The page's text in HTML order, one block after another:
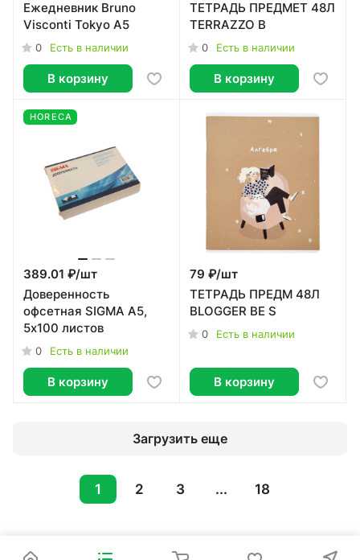
Ежедневник Bruno
Visconti Tokyo А5
0 Есть в наличии
В корзину
ТЕТРАДЬ ПРЕДМЕТ 48Л
TERRAZZO B
0 Есть в наличии
В корзину
HORECA
389.01 ₽/шт
Доверенность
офсетная SIGMA A5,
5х100 листов
0 Есть в наличии
В корзину
79 ₽/шт
ТЕТРАДЬ ПРЕДМ 48Л
BLOGGER BE S
0 Есть в наличии
В корзину
Загрузить еще
1 2 3 ... 18